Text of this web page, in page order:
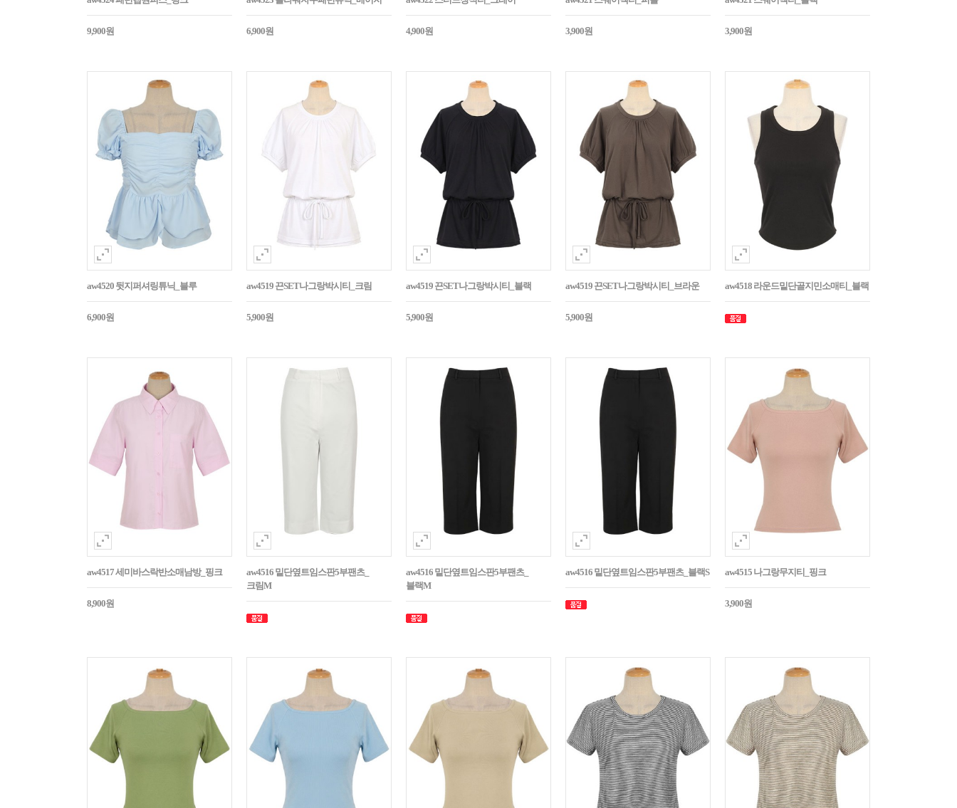
9,900원 6,900원 4,900원 3,900원 3,900원
aw4520 뒷지퍼셔링튜닉_블루
6,900원
aw4519 끈SET나그랑박시티_크림
5,900원
aw4519 끈SET나그랑박시티_블랙
5,900원
aw4519 끈SET나그랑박시티_브라운
5,900원
aw4518 라운드밑단골지민소매티_블랙
aw4517 세미바스락반소매남방_핑크
8,900원
aw4516 밑단옆트임스판5부팬츠_
크림M
aw4516 밑단옆트임스판5부팬츠_
블랙M
aw4516 밑단옆트임스판5부팬츠_블랙S aw4515 나그랑무지티_핑크
3,900원